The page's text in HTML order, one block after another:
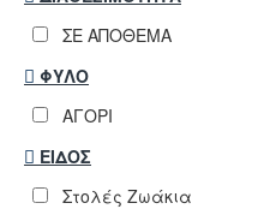
ΣΕ ΑΠΟΘΕΜΑ
ΦΎΛΟ
ΑΓΟΡΙ
ΕΊΔΟΣ
Στολές Ζωάκια